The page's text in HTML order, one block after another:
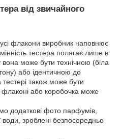
від звичайного
флакони виробник наповнює
тестера полягає лише в
вона може бути технічною (біла
або ідентичною до
також може бути
флаконі або коробочка може
додаткові фото парфумів,
зроблені безпосередньо